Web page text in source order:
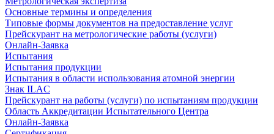
Основные термины и определения
Типовые формы документов на предоставление услуг
Прейскурант на метрологические работы (услуги)
Онлайн-Заявка
Испытания
Испытания продукции
Испытания в области использования атомной энергии
Знак ILAC
Прейскурант на работы (услуги) по испытаниям продукции
Область Аккредитации Испытательного Центра
Онлайн-Заявка